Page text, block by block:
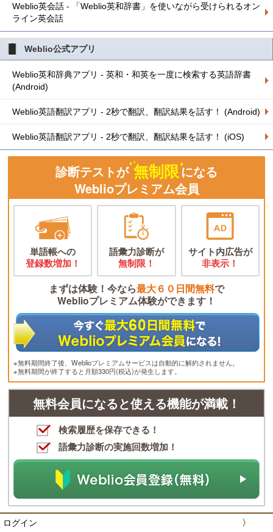
Weblio英会話 - 「Weblio英和辞書」を使いながら受けられるオン
ライン英会話
Weblio公式アプリ
Weblio英和辞典アプリ - 英和・和英を一度に検索する英語辞書
(Android)
Weblio英語翻訳アプリ - 2秒で翻訳、翻訳結果を話す！ (Android)
Weblio英語翻訳アプリ - 2秒で翻訳、翻訳結果を話す！ (iOS)
診断テストが 無制限になる
Weblioプレミアム会員
単語帳への
登録数増加！
語彙力診断が
無制限！
サイト内広告が
非表示！
まずは体験！今なら最大６０日間無料で
Weblioプレミアム体験ができます！
※無料期間終了後、Weblioプレミアムサービスは自動的に解約されません。
※無料期間が終了すると月額330円(税込)が発生します。
無料会員になると使える機能が満載！
検索履歴を保存できる！
語彙力診断の実施回数増加！
ログイン 〉